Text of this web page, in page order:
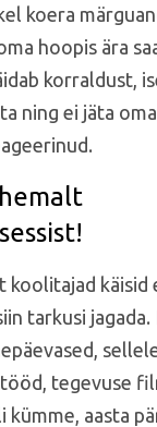
koera
hoopis ära
korraldust,
ning ei jäta
koolitajad käisid
tarkusi jagada.
tegevuse
kümme, aasta